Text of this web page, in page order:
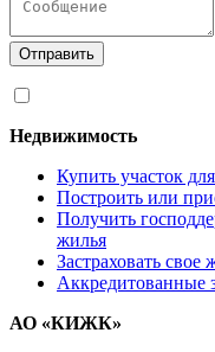
Отправить
Недвижимость
Купить участок
Построить или
Получить
жилья
Застраховать свое
Аккредитованные
АО «КИЖК»